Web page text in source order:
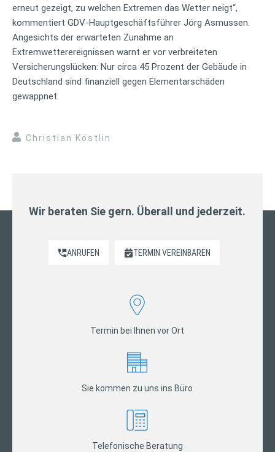
erneut gezeigt, zu welchen Extremen das Wetter neigt“,
kommentiert GDV-Hauptgeschäftsführer Jörg Asmussen.
Angesichts der erwarteten Zunahme an
Extremwetterereignissen warnt er vor verbreiteten
Versicherungslücken: Nur circa 45 Prozent der Gebäude in
Deutschland sind finanziell gegen Elementarschäden
gewappnet.
Christian Köstlin
Wir beraten Sie gern. Überall und jederzeit.
ANRUFEN TERMIN VEREINBAREN
Termin bei Ihnen vor Ort
Sie kommen zu uns ins Büro
Telefonische Beratung